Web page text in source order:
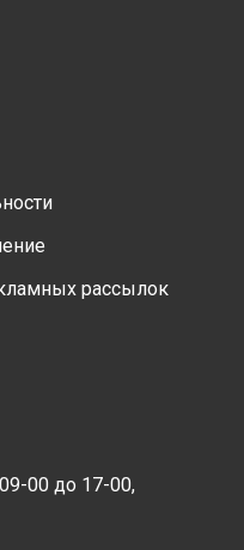
рассылок
00 до 17-00,